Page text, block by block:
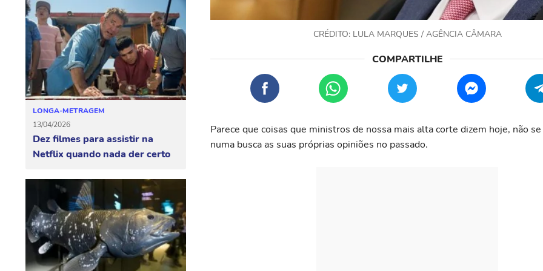
LONGA-METRAGEM
13/04/2026
Dez filmes para assistir na
Netflix quando nada der certo
CRÉDITO: LULA MARQUES / AGÊNCIA CÂMARA
Parece que coisas que ministros de nossa mais alta corte dizem hoje, não
numa busca as suas próprias opiniões no passado.